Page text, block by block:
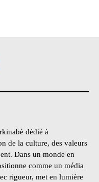
dédié à
de la culture, des valeurs
Dans un monde en
comme un média
rigueur, met en lumière